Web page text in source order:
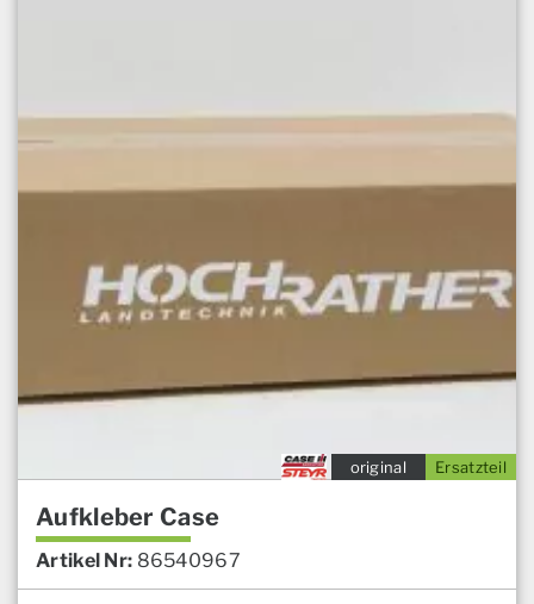
Ersatzteil
original
Aufkleber Case
Artikel Nr: 86540967